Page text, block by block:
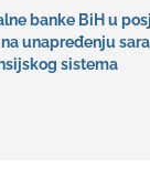
banke BiH u
unapređenju
sistema